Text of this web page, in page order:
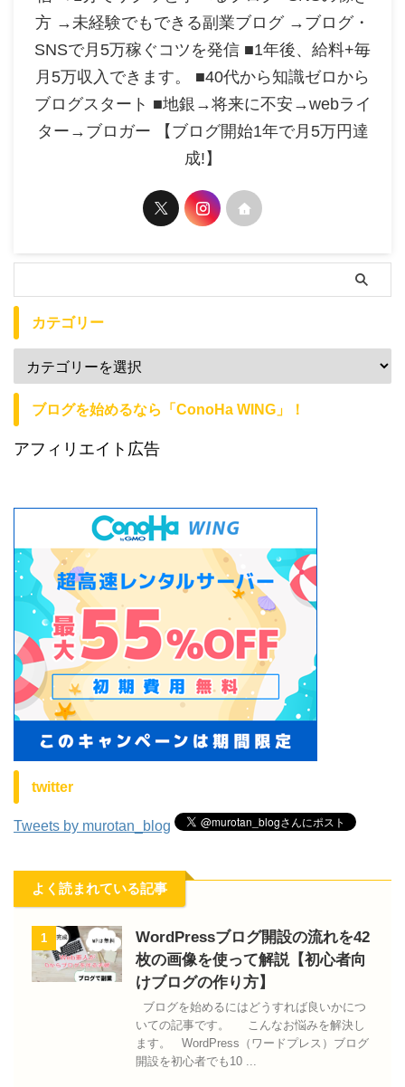
方 →未経験でもできる副業ブログ →ブログ・
SNSで月5万稼ぐコツを発信 ■1年後、給料+毎
月5万収入できます。 ■40代から知識ゼロから
ブログスタート ■地銀→将来に不安→webライ
ター→ブロガー 【ブログ開始1年で月5万円達
成!】
カテゴリー
ブログを始めるなら「ConoHa WING」！
アフィリエイト広告
twitter
Tweets by murotan_blog
よく読まれている記事
1
WordPressブログ開設の流れを42
枚の画像を使って解説【初心者向
けブログの作り方】
ブログを始めるにはどうすれば良いかにつ
いての記事です。 こんなお悩みを解決し
ます。 WordPress（ワードプレス）ブログ
開設を初心者でも10 ...